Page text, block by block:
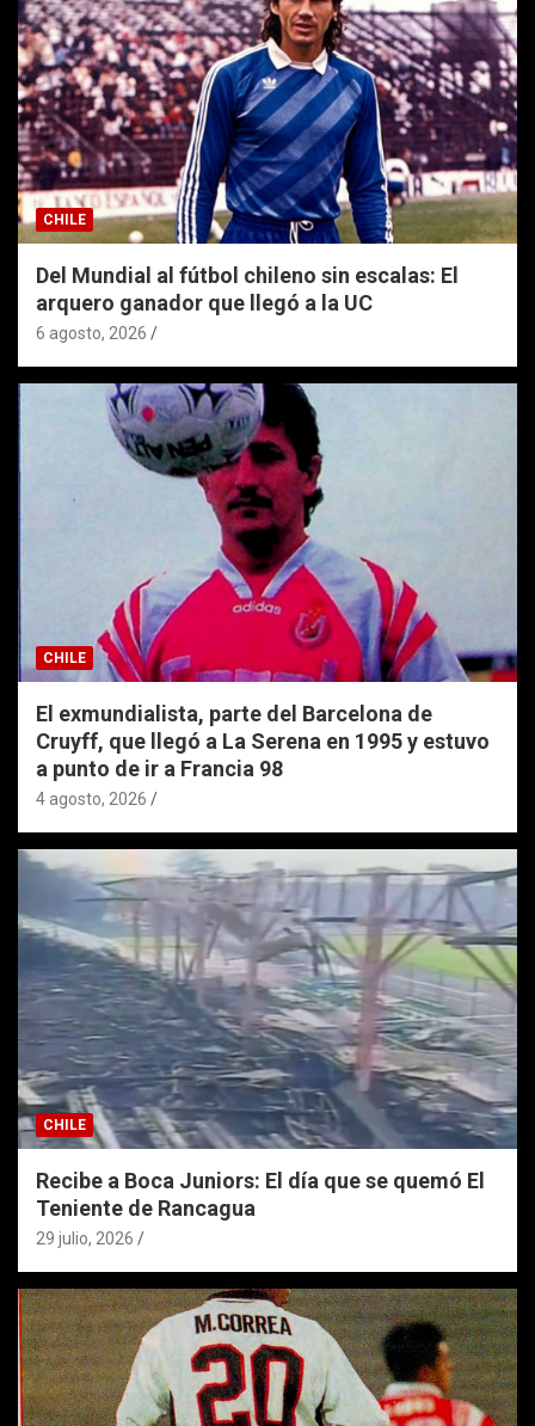
CHILE
Del Mundial al fútbol chileno sin escalas: El
arquero ganador que llegó a la UC
6 agosto, 2026
CHILE
El exmundialista, parte del Barcelona de
Cruyff, que llegó a La Serena en 1995 y estuvo
a punto de ir a Francia 98
4 agosto, 2026
CHILE
Recibe a Boca Juniors: El día que se quemó El
Teniente de Rancagua
29 julio, 2026